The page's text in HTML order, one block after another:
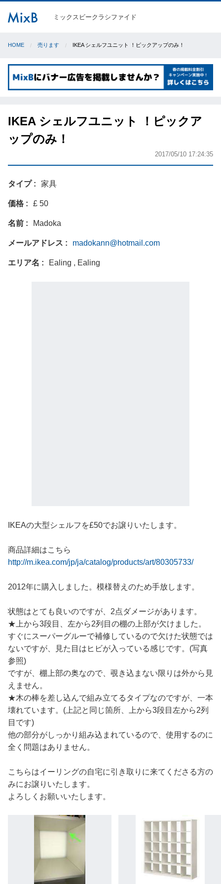
ミックスビークラシファイド
HOME 売ります IKEA シェルフユニット ！ピックアップのみ！
IKEA シェルフユニット ！ピックア
ップのみ！
2017/05/10 17:24:35
タイプ 家具
価格 £ 50
名前 Madoka
メールアドレス madokann@hotmail.com
エリア名 Ealing , Ealing
IKEAの大型シェルフを£50でお譲りいたします。
商品詳細はこちら
http://m.ikea.com/jp/ja/catalog/products/art/80305733/
2012年に購入しました。模様替えのため手放します。
状態はとても良いのですが、2点ダメージがあります。
★上から3段目、左から2列目の棚の上部が欠けました。
すぐにスーパーグルーで補修しているので欠けた状態では
ないですが、見た目はヒビが入っている感じです。(写真
参照)
ですが、棚上部の奥なので、覗き込まない限りは外から見
えません。
★木の棒を差し込んで組み立てるタイプなのですが、一本
壊れています。(上記と同じ箇所、上から3段目左から2列
目です)
他の部分がしっかり組み込まれているので、使用するのに
全く問題はありません。
こちらはイーリングの自宅に引き取りに来てくださる方の
みにお譲りいたします。
よろしくお願いいたします。